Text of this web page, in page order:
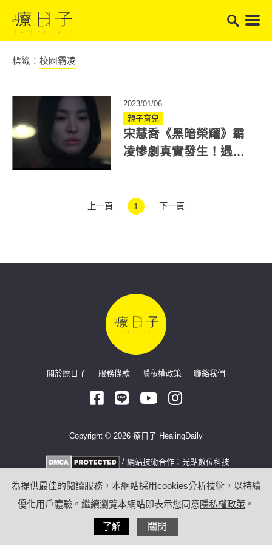
標籤： 校園霸凌
2023/01/06
親子育兒
宋慧喬《黑暗榮耀》霸
凌慘劇真實發生！遇到
上一頁 1 下一頁
關於療日子 服務條款 隱私權政策 聯絡我們
Copyright © 2026 療日子 HealingDaily
/ 網站技術合作： 光點數位科技
為提供最佳的閱讀服務，本網站採用cookies分析技術，以持續
優化用戶體驗。繼續瀏覽本網站即表示您同意隱私權政策 。
了解 關閉